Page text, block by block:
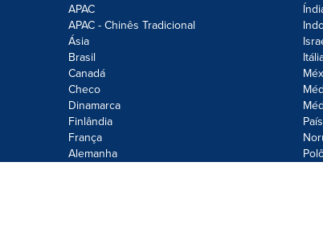
APAC
APAC - Chinês Tradicional
Ásia
Brasil
Canadá
Checo
Dinamarca
Finlândia
França
Alemanha